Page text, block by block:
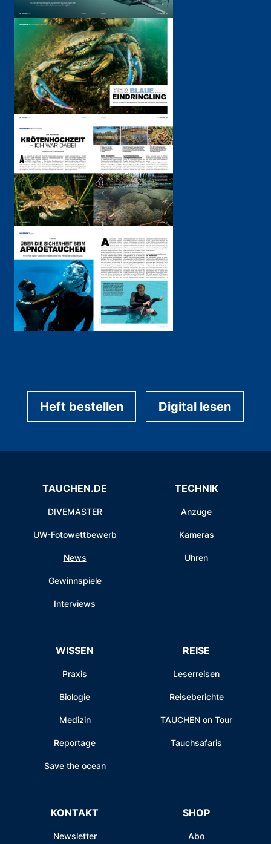
Heft bestellen Digital lesen
TAUCHEN.DE
DIVEMASTER
UW-Fotowettbewerb
News
Gewinnspiele
Interviews
TECHNIK
Anzüge
Kameras
Uhren
WISSEN
Praxis
Biologie
Medizin
Reportage
Save the ocean
REISE
Leserreisen
Reiseberichte
TAUCHEN on Tour
Tauchsafaris
KONTAKT
Newsletter
SHOP
Abo